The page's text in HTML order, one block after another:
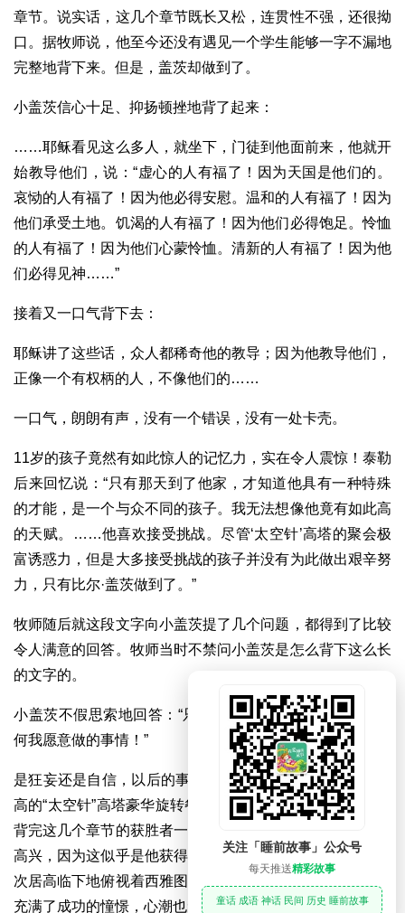
章节。说实话，这几个章节既长又松，连贯性不强，还很拗
口。据牧师说，他至今还没有遇见一个学生能够一字不漏地
完整地背下来。但是，盖茨却做到了。
小盖茨信心十足、抑扬顿挫地背了起来：
……耶稣看见这么多人，就坐下，门徒到他面前来，他就开
始教导他们，说：“虚心的人有福了！因为天国是他们的。
哀恸的人有福了！因为他必得安慰。温和的人有福了！因为
他们承受土地。饥渴的人有福了！因为他们必得饱足。怜恤
的人有福了！因为他们心蒙怜恤。清新的人有福了！因为他
们必得见神……”
接着又一口气背下去：
耶稣讲了这些话，众人都稀奇他的教导；因为他教导他们，
正像一个有权柄的人，不像他们的……
一口气，朗朗有声，没有一个错误，没有一处卡壳。
11岁的孩子竟然有如此惊人的记忆力，实在令人震惊！泰勒
后来回忆说：“只有那天到了他家，才知道他具有一种特殊
的才能，是一个与众不同的孩子。我无法想像他竟有如此高
的天赋。……他喜欢接受挑战。尽管‘太空针’高塔的聚会极
富诱惑力，但是大多接受挑战的孩子并没有为此做出艰辛努
力，只有比尔·盖茨做到了。”
牧师随后就这段文字向小盖茨提了几个问题，都得到了比较
令人满意的回答。牧师当时不禁问小盖茨是怎么背下这么长
的文字的。
小盖茨不假思索地回答：“只要我竭尽全力，我就能做成任
何我愿意做的事情！”
是狂妄还是自信，以后的事实给了明确的回答。在606英尺
高的“太空针”高塔豪华旋转餐厅里，小盖茨与其他31句勉强
背完这几个章节的获胜者一道同泰勒牧师共进晚餐。他非常
高兴，因为这似乎是他获得的第一个大胜利。当小盖茨第一
次居高临下地俯视着西雅图充满神秘的夜景时，对未来不禁
充满了成功的憧憬，心潮也免澎湃起来。
关注「睡前故事」公众号
每天推送精彩故事
童话 成语 神话 民间 历史 睡前故事